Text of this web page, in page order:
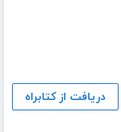
دریافت از کتابراه